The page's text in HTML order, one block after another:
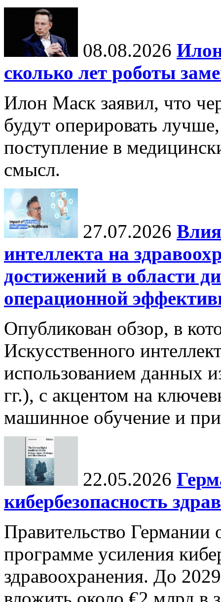
08.08.2026
сколько лет роботы
Илон Маск заявил, что
будут оперировать
поступление в
смысл.
27.07.2026
интеллекта на
достижений в области
операционной
Опубликован обзор, в
Искусственного
использованием данных
гг.), с акцентом на
машинное обучение и
22.05.2026
кибербезопасность
Правительство
программе усиления
здравоохранения. До